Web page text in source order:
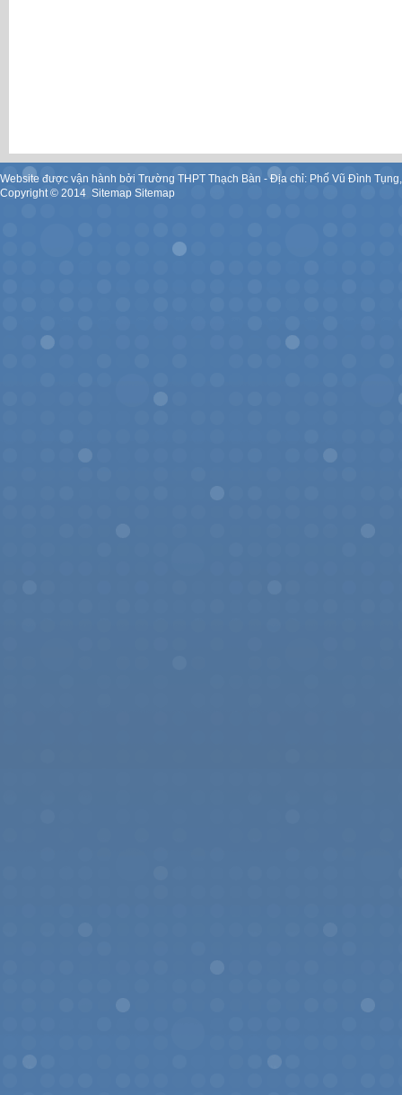
Website được vận hành bởi Trường THPT Thạch Bàn - Địa chỉ: Phố Vũ Đình
Copyright © 2014. Sitemap Sitemap